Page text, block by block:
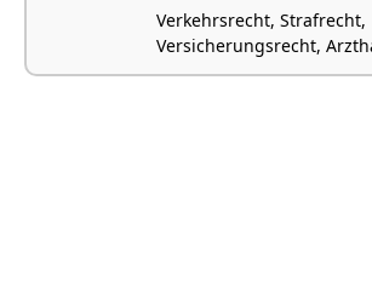
Verkehrsrecht, Strafrecht,
Versicherungsrecht,